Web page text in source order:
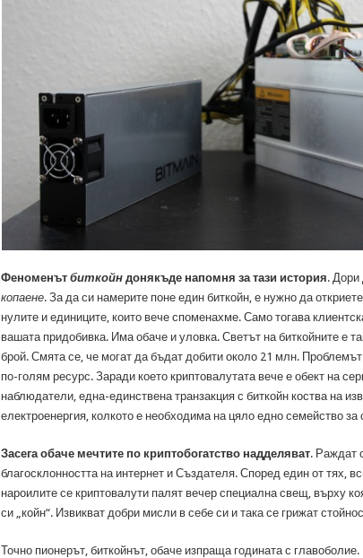
Феноменът биткойндонякъде напомня за тази история. Дори
копаене. За да си намерите поне един биткойн, е нужно да
нулите и единиците, които вече споменахме. Само тогава
вашата придобивка. Има обаче и уловка. Светът на биткойните е
брой. Смята се, че могат да бъдат добити около 21 млн.
по-голям ресурс. Заради което криптовалутата вече е обект на
наблюдатели, една-единствена транзакция с биткойн коства на
електроенергия, колкото е необходима на цяло едно семейство за
Засега обаче мечтите по криптобогатство надделяват. Раждат
благосклонността на интернет и Създателя. Според един от тях,
нароилите се криптовалути палят вечер специална свещ, върху
си „койн“. Извикват добри мисли в себе си и така се грижат
Точно пионерът, биткойнът, обаче изпраща годината с